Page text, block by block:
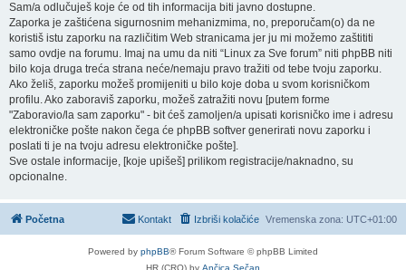
Sam/a odlučuješ koje će od tih informacija biti javno dostupne.
Zaporka je zaštićena sigurnosnim mehanizmima, no, preporučam(o) da ne
koristiš istu zaporku na različitim Web stranicama jer ju mi možemo zaštititi
samo ovdje na forumu. Imaj na umu da niti “Linux za Sve forum” niti phpBB niti
bilo koja druga treća strana neće/nemaju pravo tražiti od tebe tvoju zaporku.
Ako želiš, zaporku možeš promijeniti u bilo koje doba u svom korisničkom
profilu. Ako zaboraviš zaporku, možeš zatražiti novu [putem forme
"Zaboravio/la sam zaporku" - bit ćeš zamoljen/a upisati korisničko ime i adresu
elektroničke pošte nakon čega će phpBB softver generirati novu zaporku i
poslati ti je na tvoju adresu elektroničke pošte].
Sve ostale informacije, [koje upišeš] prilikom registracije/naknadno, su
opcionalne.
Početna Vremenska zona: UTC+01:00
Izbriši kolačiće
Kontakt
Powered by phpBB® Forum Software © phpBB Limited
HR (CRO) by Ančica Sečan